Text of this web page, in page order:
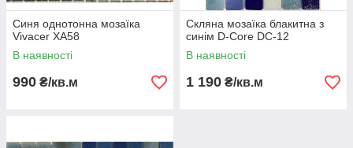
Синя однотонна мозаїка
Vivacer XA58
В наявності
990 ₴/кв.м
Скляна мозаїка блакитна з
синім D-Core DC-12
В наявності
1 190 ₴/кв.м